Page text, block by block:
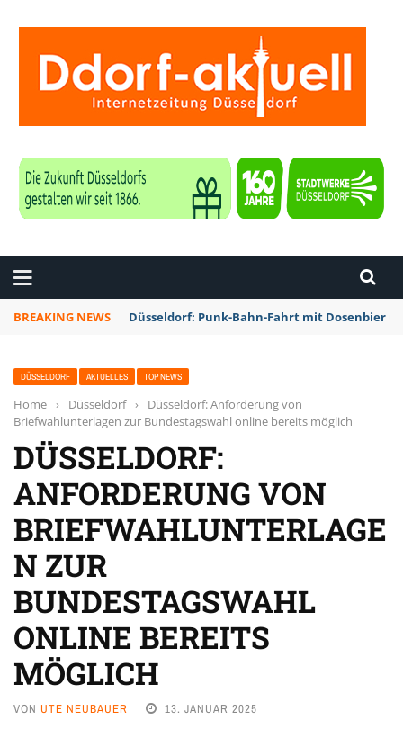
BREAKING NEWS Düsseldorf: Punk-Bahn-Fahrt mit Dosenbier
DÜSSELDORF AKTUELLES TOP NEWS
Home › Düsseldorf ›
Düsseldorf: Anforderung von
Briefwahlunterlagen zur Bundestagswahl online bereits möglich
DÜSSELDORF:
ANFORDERUNG VON
BRIEFWAHLUNTERLAGE
N ZUR
BUNDESTAGSWAHL
ONLINE BEREITS
MÖGLICH
VON UTE NEUBAUER 13. JANUAR 2025